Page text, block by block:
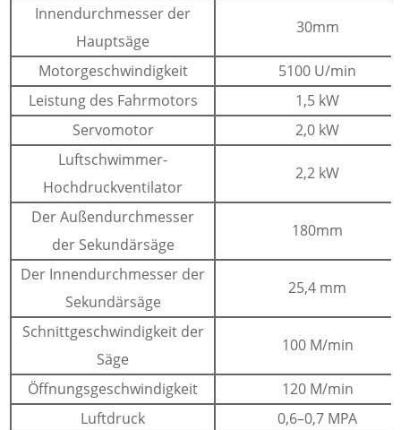
Innendurchmesser der
Hauptsäge
30mm
Motorgeschwindigkeit
5100 U/min
Leistung des Fahrmotors
1,5 kW
Servomotor
2,0 kW
Luftschwimmer-
Hochdruckventilator
2,2 kW
Der Außendurchmesser
der Sekundärsäge
180mm
Der Innendurchmesser der
Sekundärsäge
25,4 mm
Schnittgeschwindigkeit der
Säge
100 M/min
Öffnungsgeschwindigkeit
120 M/min
Luftdruck
0,6–0,7 MPA